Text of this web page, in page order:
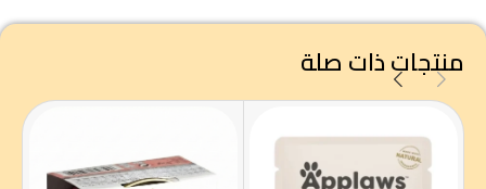
منتجات ذات صلة